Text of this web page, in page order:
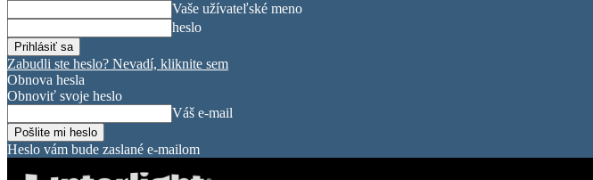
Vaše užívateľské meno
heslo
Zabudli ste heslo? Nevadí, kliknite sem
Obnova hesla
Obnoviť svoje heslo
Váš e-mail
Heslo vám bude zaslané e-mailom